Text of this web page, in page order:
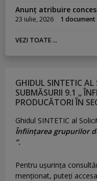
Anunț atribuire
23 iulie, 2026 1 document
VEZI TOATE ...
GHIDUL SINTETIC
SUBMĂSURII 9.1 „
PRODUCĂTORI ÎN
Ghidul SINTETIC al
Înființarea grupurilor
”.
Pentru uşurinţa
menţionat, puteţi